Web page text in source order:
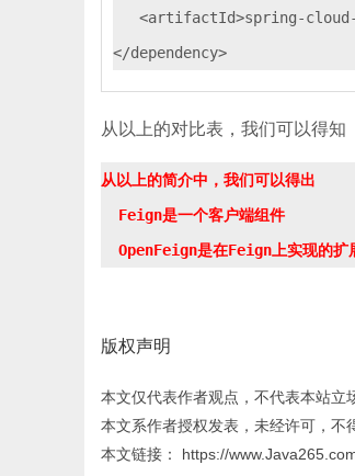
<artifactId>spring-
从以上的对比表，我们可以得知
从以上的简介中，我们可以得出
  Feign是一个客户端组件
版权声明
本文仅代表作者观点，不代表本站立
本文系作者授权发表，未经许可，不
本文链接： https://